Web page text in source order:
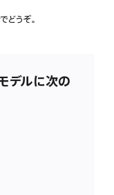
どうぞ。
デルに次の